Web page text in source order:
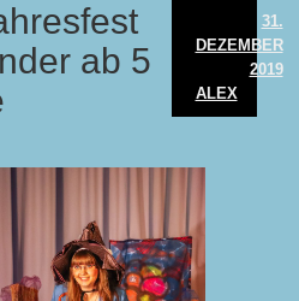
ab 5
31.
DEZEMBER
2019
ALEX